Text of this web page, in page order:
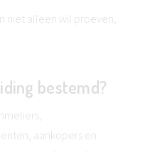
niet alleen wil proeven,
bestemd?
aankopers en